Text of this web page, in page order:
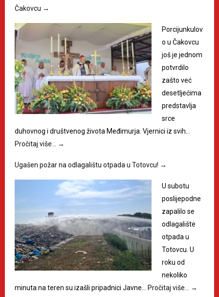
Čakovcu →
Porcijunkulov
o u Čakovcu
još je jednom
potvrdilo
zašto već
desetljećima
predstavlja
srce
duhovnog i društvenog života Međimurja. Vjernici iz svih…
Pročitaj više…
→
Ugašen požar na odlagalištu otpada u Totovcu! →
U subotu
poslijepodne
zapalilo se
odlagalište
otpada u
Totovcu. U
roku od
nekoliko
minuta na teren su izašli pripadnici Javne…
Pročitaj više… →